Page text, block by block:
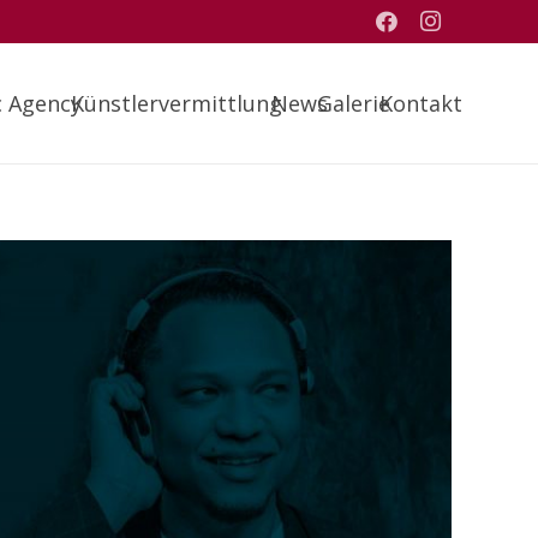
AgencyKünstlervermittlungNewsGalerieKontakt